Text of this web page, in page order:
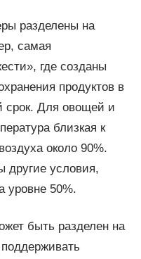
разделены на
самая
где созданы
продуктов в
срок. Для овощей и
близкая к
около 90%.
условия,
уровне 50%.
быть разделен на